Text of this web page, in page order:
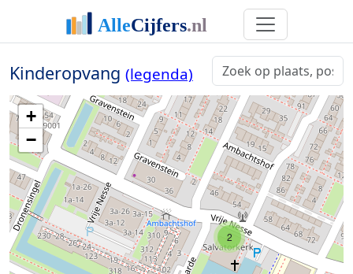
Kinderopvang (legenda)
2
+
−